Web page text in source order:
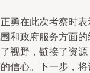
勇在此次考察时
和政府服务方面
视野，链接了资
信心。下一步，